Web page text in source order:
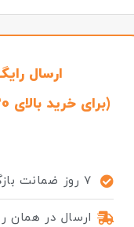
ارسال
(برای خرید بالای 20 میلیون)
7 روز ضمانت بازگشت
ارسال در همان